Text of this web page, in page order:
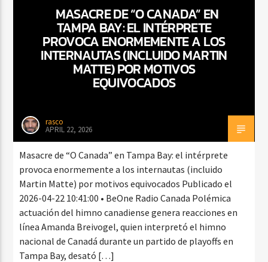
CURRENT SHOW
BACHATA PARA EL CAMINO
7:00 PM
MASACRE DE “O CANADA” EN
TAMPA BAY: EL INTÉRPRETE
PROVOCA ENORMEMENTE A LOS
INTERNAUTAS (INCLUIDO MARTIN
MATTE) POR MOTIVOS
EQUIVOCADOS
rasco
APRIL 22, 2026
Masacre de “O Canada” en Tampa Bay: el intérprete
provoca enormemente a los internautas (incluido
Martin Matte) por motivos equivocados Publicado el
2026-04-22 10:41:00 • BeOne Radio Canada Polémica
actuación del himno canadiense genera reacciones en
línea Amanda Breivogel, quien interpretó el himno
nacional de Canadá durante un partido de playoffs en
Tampa Bay, desató […]